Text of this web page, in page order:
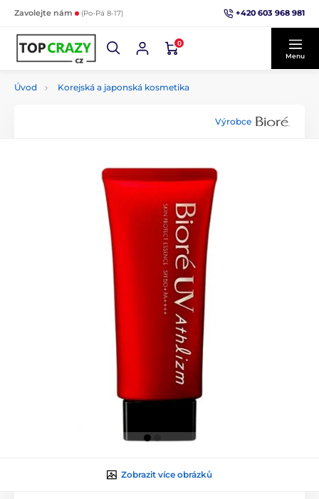
Zavolejte nám (Po-Pá 8-17) +420 603 968 981
0
Menu
Úvod Korejská a japonská kosmetika
Výrobce
Zobrazit více obrázků